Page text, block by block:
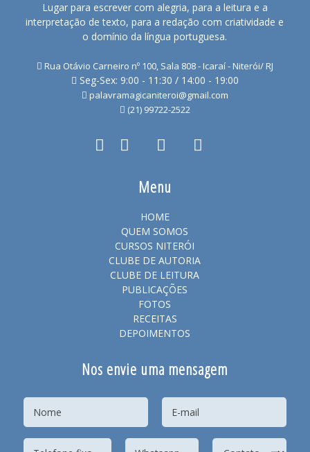
Lugar para escrever com alegria, para a leitura e a
interpretação de texto, para a redação com criatividade e
o domínio da língua portuguesa.
Rua Otávio Carneiro nº 100, Sala 808 - Icaraí - Niterói/ RJ
Seg-Sex: 9:00 - 11:30 / 14:00 - 19:00
palavramagicaniteroi@gmail.com
(21) 99722-2522
Menu
HOME
QUEM SOMOS
CURSOS NITERÓI
CLUBE DE AUTORIA
CLUBE DE LEITURA
PUBLICAÇÕES
FOTOS
RECEITAS
DEPOIMENTOS
Nos envie uma mensagem